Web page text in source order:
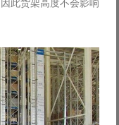
此货架高度不会影响